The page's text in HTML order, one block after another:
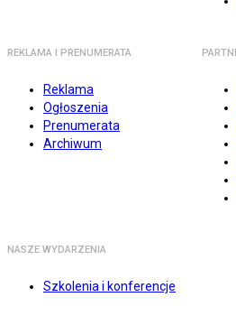
REKLAMA I PRENUMERATA
Reklama
Ogłoszenia
Prenumerata
Archiwum
NASZE WYDARZENIA
Szkolenia i konferencje